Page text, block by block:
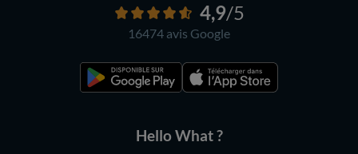
4,9/5
16474 avis Google
Hello What ?